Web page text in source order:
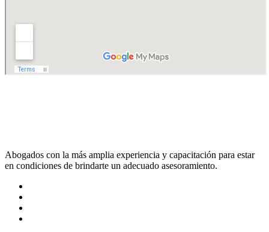
Abogados con la más amplia experiencia y capacitación para estar
en condiciones de brindarte un adecuado asesoramiento.